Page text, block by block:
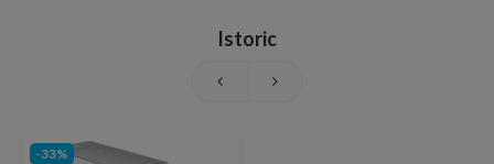
Istoric
-33%